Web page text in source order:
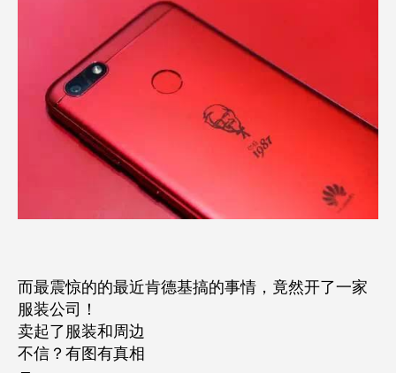
而最震惊的的最近肯德基搞的事情，竟然开了一家
服装公司！
卖起了服装和周边
不信？有图有真相